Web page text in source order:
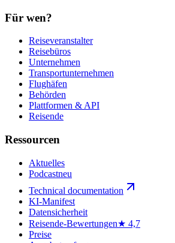
Für wen?
Reiseveranstalter
Reisebüros
Unternehmen
Transportunternehmen
Flughäfen
Behörden
Plattformen & API
Reisende
Ressourcen
Aktuelles
Podcastneu
Technical documentation
KI-Manifest
Datensicherheit
Reisende-Bewertungen★ 4,7
Preise